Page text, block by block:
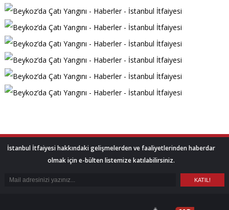
İstanbul İtfaiyesi hakkındaki gelişmelerden ve faaliyetlerinden haberdar
olmak için e-bülten listemize katılabilirsiniz.